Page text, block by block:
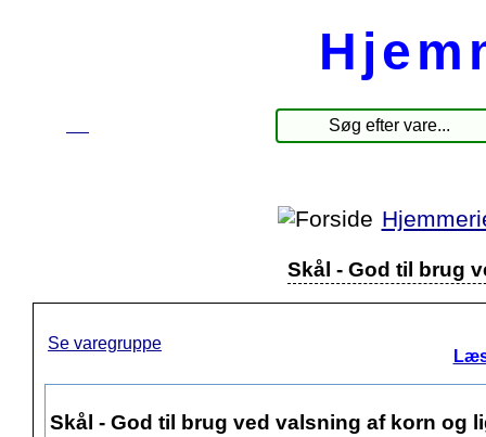
Skål - God til brug
Se varegruppe
Skål - God til brug ved valsning af korn og